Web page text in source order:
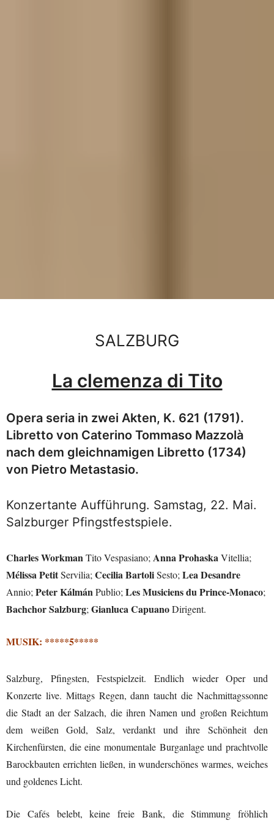
SALZBURG
La clemenza di Tito
Opera seria in zwei Akten, K. 621 (1791).
Libretto von Caterino Tommaso Mazzolà
nach dem gleichnamigen Libretto (1734)
von Pietro Metastasio.
Konzertante Aufführung. Samstag, 22. Mai.
Salzburger Pfingstfestspiele.
Charles WorkmanTito Vespasiano; Anna ProhaskaVitellia;
Mélissa PetitServilia; Cecilia BartoliSesto; Lea Desandre
Annio; Peter KálmánPublio; Les Musiciens du Prince-Monaco;
Bachchor Salzburg; Gianluca CapuanoDirigent.
MUSIK: *****5*****
Salzburg, Pfingsten, Festspielzeit. Endlich wieder Oper und
Konzerte live. Mittags Regen, dann taucht die Nachmittagssonne
die Stadt an der Salzach, die ihren Namen und großen Reichtum
dem weißen Gold, Salz, verdankt und ihre Schönheit den
Kirchenfürsten, die eine monumentale Burganlage und prachtvolle
Barockbauten errichten ließen, in wunderschönes warmes, weiches
und goldenes Licht.
Die Cafés belebt, keine freie Bank, die Stimmung fröhlich